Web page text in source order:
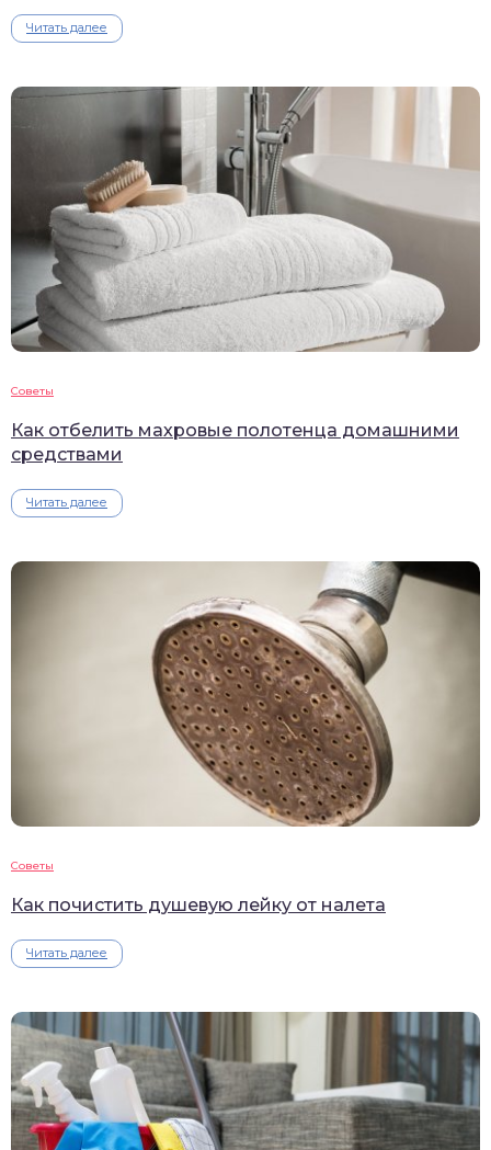
Читать далее
Советы
Как отбелить махровые полотенца домашними
средствами
Читать далее
Советы
Как почистить душевую лейку от налета
Читать далее